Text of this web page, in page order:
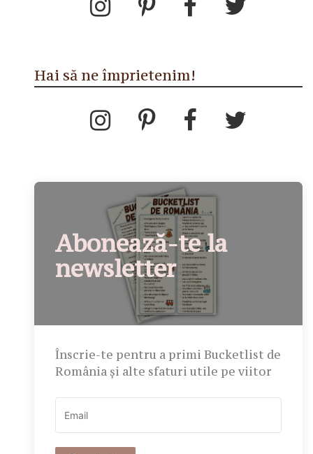
Hai să ne împrietenim!
Abonează-te la
newsletter
Înscrie-te pentru a primi Bucketlist de
România și alte sfaturi utile pe viitor